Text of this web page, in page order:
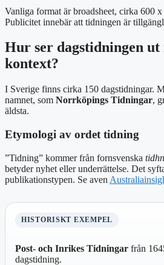
Vanliga format är broadsheet, cirka 600
Publicitet innebär att tidningen är
Hur ser dagstidningen ut
kontext?
I Sverige finns cirka 150 dagstidningar.
namnet, som Norrköpings Tidningar,
äldsta.
Etymologi av ordet tidning
”Tidning” kommer från fornsvenska
betyder nyhet eller underrättelse. Det
publikationstypen. Se aven
HISTORISKT EXEMPEL
Post- och Inrikes Tidningar från
dagstidning.